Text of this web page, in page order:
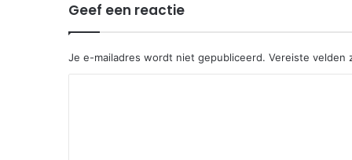
Geef een reactie
Je e-mailadres wordt niet gepubliceerd. Vereiste velden